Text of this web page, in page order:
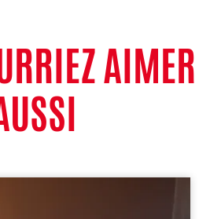
AIMER